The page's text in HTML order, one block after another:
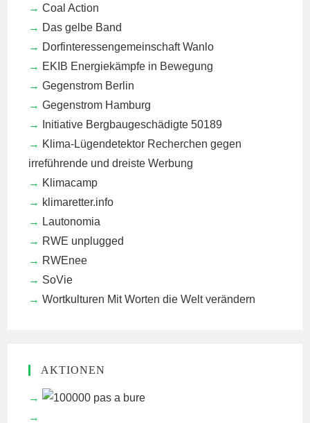
Coal Action
Das gelbe Band
Dorfinteressengemeinschaft Wanlo
EKIB Energiekämpfe in Bewegung
Gegenstrom Berlin
Gegenstrom Hamburg
Initiative Bergbaugeschädigte 50189
Klima-Lügendetektor Recherchen gegen
irreführende und dreiste Werbung
Klimacamp
klimaretter.info
Lautonomia
RWE unplugged
RWEnee
SoVie
Wortkulturen Mit Worten die Welt verändern
AKTIONEN